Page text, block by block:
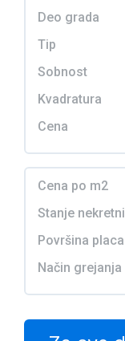
Deo grada
Tip
Sobnost
Kvadratura
Cena
Cena po m2
Stanje
Površina placa
Način grejanja